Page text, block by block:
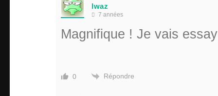
lwaz
7 années
Magnifique ! Je vais
0 Répondre